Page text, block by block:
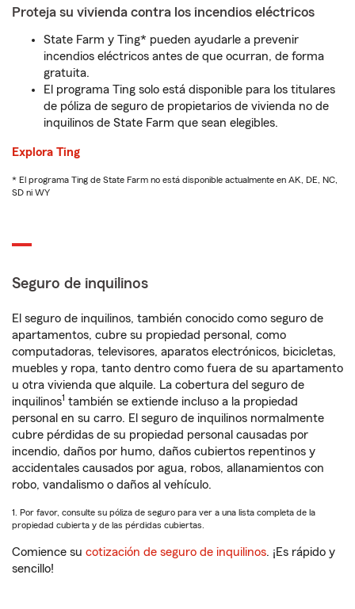
Proteja su vivienda contra los incendios eléctricos
State Farm y Ting* pueden ayudarle a prevenir
incendios eléctricos antes de que ocurran, de forma
gratuita.
El programa Ting solo está disponible para los titulares
de póliza de seguro de propietarios de vivienda no de
inquilinos de State Farm que sean elegibles.
Explora Ting
* El programa Ting de State Farm no está disponible actualmente en AK, DE, NC,
SD ni WY
Seguro de inquilinos
El seguro de inquilinos, también conocido como seguro de
apartamentos, cubre su propiedad personal, como
computadoras, televisores, aparatos electrónicos, bicicletas,
muebles y ropa, tanto dentro como fuera de su apartamento
u otra vivienda que alquile. La cobertura del seguro de
inquilinos1 también se extiende incluso a la propiedad
personal en su carro. El seguro de inquilinos normalmente
cubre pérdidas de su propiedad personal causadas por
incendio, daños por humo, daños cubiertos repentinos y
accidentales causados por agua, robos, allanamientos con
robo, vandalismo o daños al vehículo.
1. Por favor, consulte su póliza de seguro para ver a una lista completa de la
propiedad cubierta y de las pérdidas cubiertas.
Comience su cotización de seguro de inquilinos. ¡Es rápido y
sencillo!